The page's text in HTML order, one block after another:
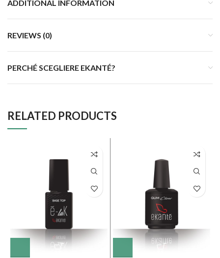
ADDITIONAL INFORMATION
REVIEWS (0)
PERCHÉ SCEGLIERE EKANTÉ?
RELATED PRODUCTS